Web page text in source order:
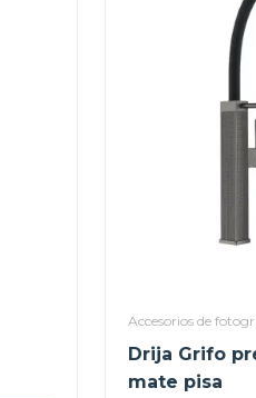
Accesorios de
Drija Grifo
mate pisa